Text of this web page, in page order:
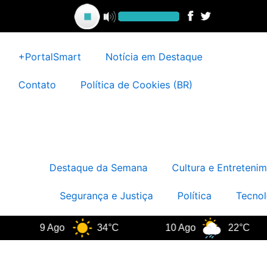
conteúdo
+PortalSmart Notícia em Destaque
Contato Política de Cookies (BR)
Destaque da Semana Cultura e
Segurança e Justiça Política
34°C 10 Ago 22°C